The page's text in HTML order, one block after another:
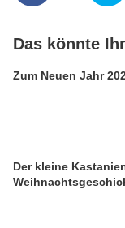
Das könnte
Zum Neuen Jahr
Der kleine